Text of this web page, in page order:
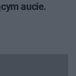
aucie.